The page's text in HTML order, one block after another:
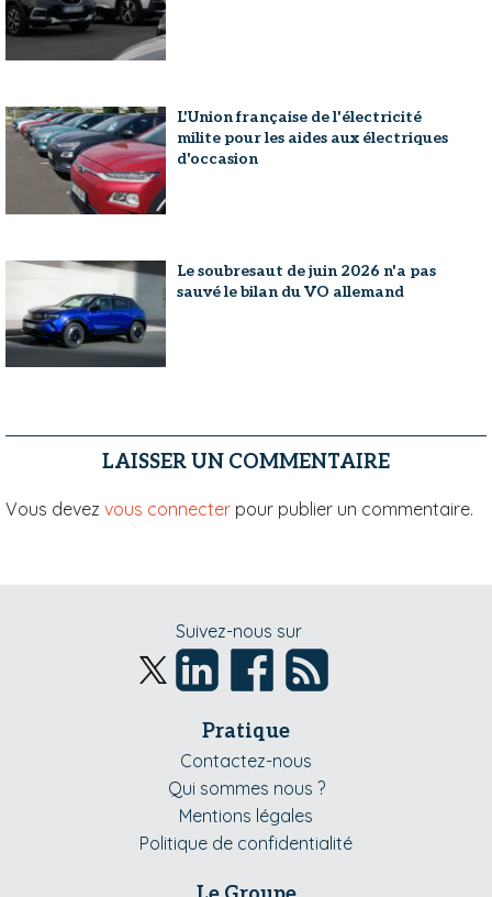
L'Union française de l'électricité
milite pour les aides aux électriques
d'occasion
Le soubresaut de juin 2026 n'a pas
sauvé le bilan du VO allemand
LAISSER UN COMMENTAIRE
Vous devez vous connecter pour publier un commentaire.
Suivez-nous sur
Pratique
Contactez-nous
Qui sommes nous ?
Mentions légales
Politique de confidentialité